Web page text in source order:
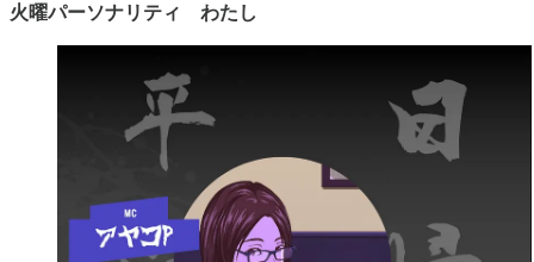
火曜パーソナリティ わたし